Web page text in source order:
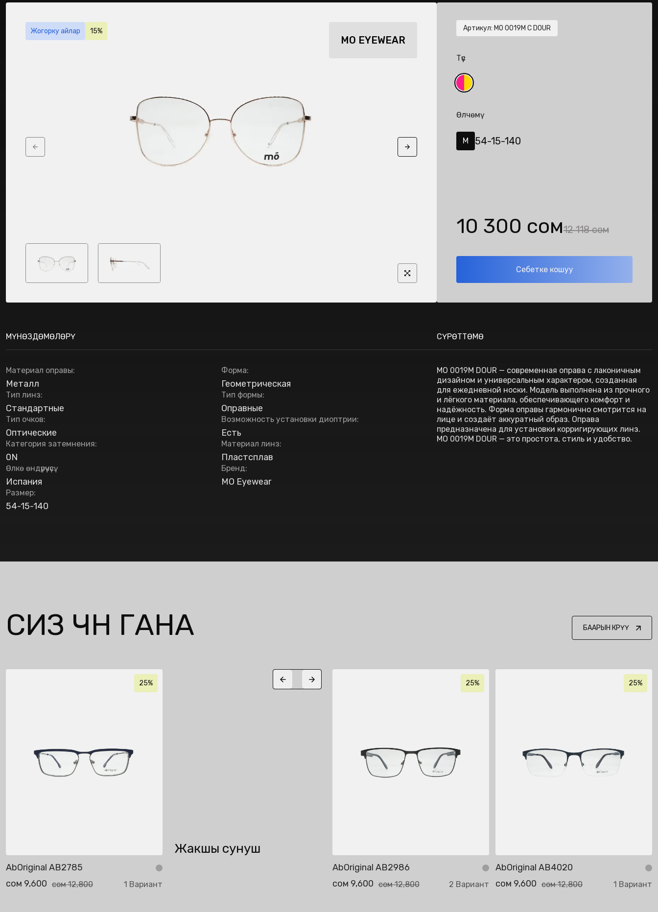
Жогорку айлар 15%
MO EYEWEAR
Previous slide Next slide
Артикул: MO 0019M C DOUR
Түс
Өлчөмү
M 54-15-140
10 300 сом12 118 сом
Себетке кошуу
МҮНӨЗДӨМӨЛӨРҮ
Материал оправы:
Металл
Форма:
Геометрическая
Тип линз:
Стандартные
Тип формы:
Оправные
Тип очков:
Оптические
Возможность установки диоптрии:
Есть
Категория затемнения:
0N
Материал линз:
Пластсплав
Өлкө өндүрүүчүсү:
Испания
Бренд:
MO Eyewear
Размер:
54-15-140
СҮРӨТТӨМӨ
MO 0019M DOUR — современная оправа с лаконичным
дизайном и универсальным характером, созданная
для ежедневной носки. Модель выполнена из прочного
и лёгкого материала, обеспечивающего комфорт и
надёжность. Форма оправы гармонично смотрится на
лице и создаёт аккуратный образ. Оправа
предназначена для установки корригирующих линз.
MO 0019M DOUR — это простота, стиль и удобство.
СИЗ ҮЧҮН ГАНА БААРЫН КӨРҮҮ
25%
AbOriginal AB2785
сом 9,600 сом 12,800 1 Вариант
25% 25%
AbOriginal AB2986
сом 9,600 сом 12,800 2 Вариант
25%
AbOriginal AB4020
сом 9,600 сом 12,800 1 Вариант
Previous slide
Next slide
Жакшы сунуш